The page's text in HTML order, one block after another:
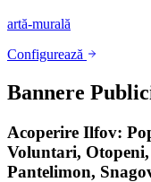
artă-murală
Configurează
Bannere
Acoperire Ilfov:
Voluntari,
Pantelimon,